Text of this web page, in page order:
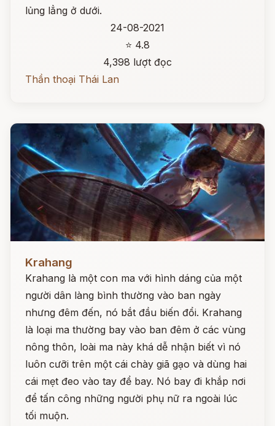
lủng lẳng ở dưới.
24-08-2021
⭐ 4.8
4,398 lượt đọc
Thần thoại Thái Lan
Krahang
Krahang là một con ma với hình dáng của một
người dân làng bình thường vào ban ngày
nhưng đêm đến, nó bắt đầu biến đổi. Krahang
là loại ma thường bay vào ban đêm ở các vùng
nông thôn, loài ma này khá dễ nhận biết vì nó
luôn cưỡi trên một cái chày giã gạo và dùng hai
cái mẹt đeo vào tay để bay. Nó bay đi khắp nơi
để tấn công những người phụ nữ ra ngoài lúc
tối muộn.